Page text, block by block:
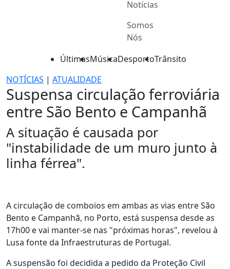
Notícias
Somos
Nós
ÚltimasMúsicaDesportoTrânsito
NOTÍCIAS | ATUALIDADE
Suspensa circulação ferroviária
entre São Bento e Campanhã
A situação é causada por
"instabilidade de um muro junto à
linha férrea".
A circulação de comboios em ambas as vias entre São
Bento e Campanhã, no Porto, está suspensa desde as
17h00 e vai manter-se nas "próximas horas", revelou à
Lusa fonte da Infraestruturas de Portugal.
A suspensão foi decidida a pedido da Proteção Civil